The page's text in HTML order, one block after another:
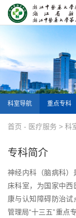
科室导航 重点专科
首页 - 医疗服务 > 科
专科简介
神经内科（脑病科
床科室，为国家中
康与认知障碍防治
管理局“十三五”重点